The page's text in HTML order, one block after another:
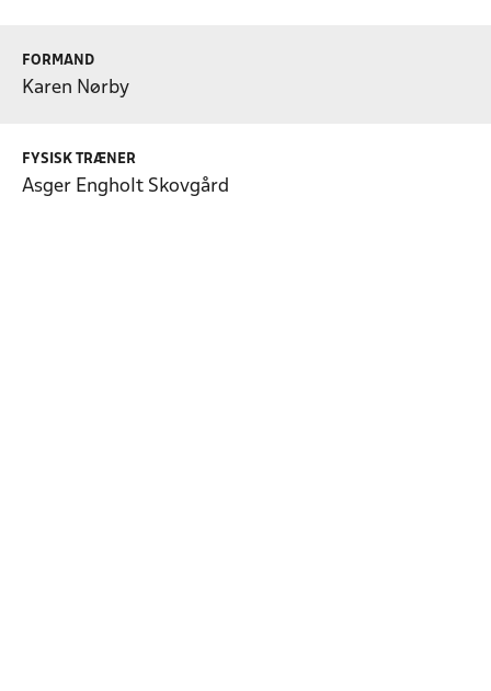
FORMAND
Karen Nørby
FYSISK TRÆNER
Asger Engholt Skovgård